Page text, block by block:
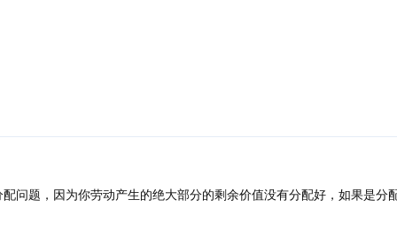
问题，因为你劳动产生的绝大部分的剩余价值没有分配好，如果是分